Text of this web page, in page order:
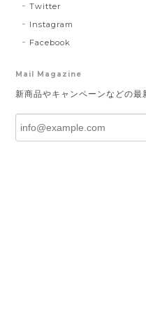
Twitter
Instagram
Facebook
Mail Magazine
新商品やキャンペーンなどの最